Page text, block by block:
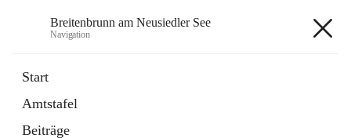
Breitenbrunn am Neusiedler See
Navigation
Start
Amtstafel
Beiträge
18 Schnellzugriffe